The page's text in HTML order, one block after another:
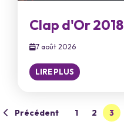
Clap d'Or 2018
7 août 2026
LIRE PLUS
Précédent 1 2 3